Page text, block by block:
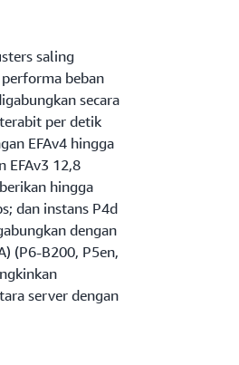
saling
beban
secara
per detik
EFAv4 hingga
EFAv3 12,8
hingga
dan instans P4d
dengan
(P6-B200, P5en,
server dengan